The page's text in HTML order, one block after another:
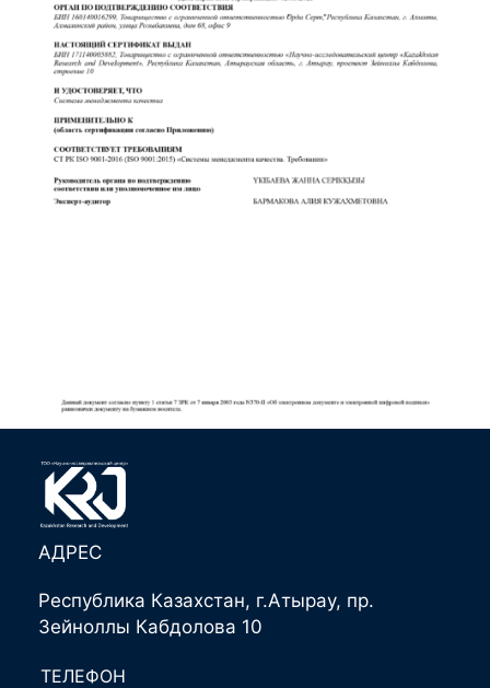
АДРЕС
Республика Казахстан, г.Атырау, пр.
Зейноллы Кабдолова 10
ТЕЛЕФОН